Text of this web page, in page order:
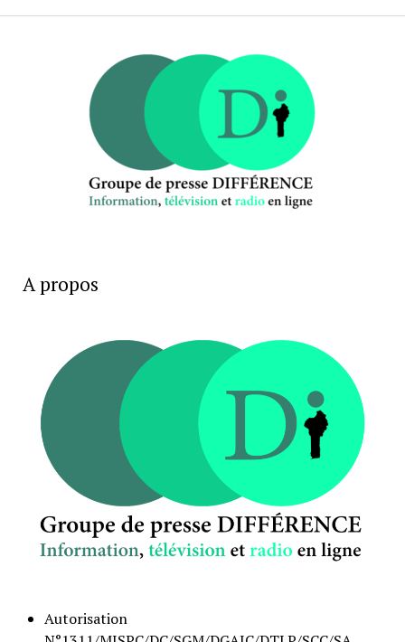
A propos
Autorisation